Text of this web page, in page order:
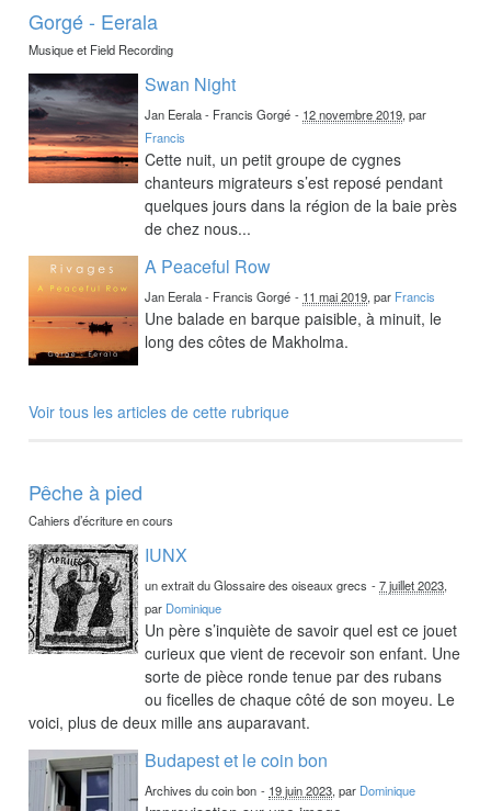
Gorgé - Eerala
Musique et Field Recording
Swan Night
Jan Eerala - Francis Gorgé - 12 novembre 2019, par
Francis
Cette nuit, un petit groupe de cygnes
chanteurs migrateurs s’est reposé pendant
quelques jours dans la région de la baie près
de chez nous...
A Peaceful Row
Jan Eerala - Francis Gorgé - 11 mai 2019, par Francis
Une balade en barque paisible, à minuit, le
long des côtes de Makholma.
Voir tous les articles de cette rubrique
Pêche à pied
Cahiers d’écriture en cours
IUNX
un extrait du Glossaire des oiseaux grecs -7 juillet 2023,
par Dominique
Un père s’inquiète de savoir quel est ce jouet
curieux que vient de recevoir son enfant. Une
sorte de pièce ronde tenue par des rubans
ou ficelles de chaque côté de son moyeu. Le
voici, plus de deux mille ans auparavant.
Budapest et le coin bon
Archives du coin bon - 19 juin 2023, par Dominique